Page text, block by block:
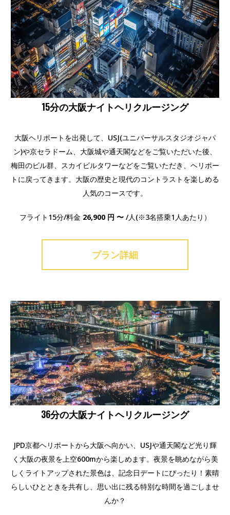
15分の大阪ナイトヘリクルージング
大阪ヘリポートを出発して、USJ(ユニバーサルスタジオジャパ
ン)や京セラドーム、大阪城や通天閣などをご覧いただいた後、
梅田のビル群、スカイビルタワーなどをご覧いただき、ヘリポー
トに戻ってきます。大阪の歴史と現代のコントラストを楽しめる
人気のコースです。
フライト15分/料金 26,900 円 〜/人(※3名搭乗1人あたり）
プラン詳細
36分の大阪ナイトヘリクルージング
JPD京都ヘリポートから大阪へ向かい、USJや通天閣など光り輝
く大阪の夜景を上空600mから楽しめます。夜景を眺めながら美
しくライトアップされた景色は、記念日デートにぴったり！素晴
らしいひとときを共有し、思い出に残る特別な時間を過ごしませ
んか？